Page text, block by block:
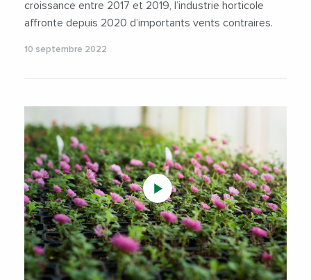
croissance entre 2017 et 2019, l’industrie horticole
affronte depuis 2020 d’importants vents contraires.
10 septembre 2022